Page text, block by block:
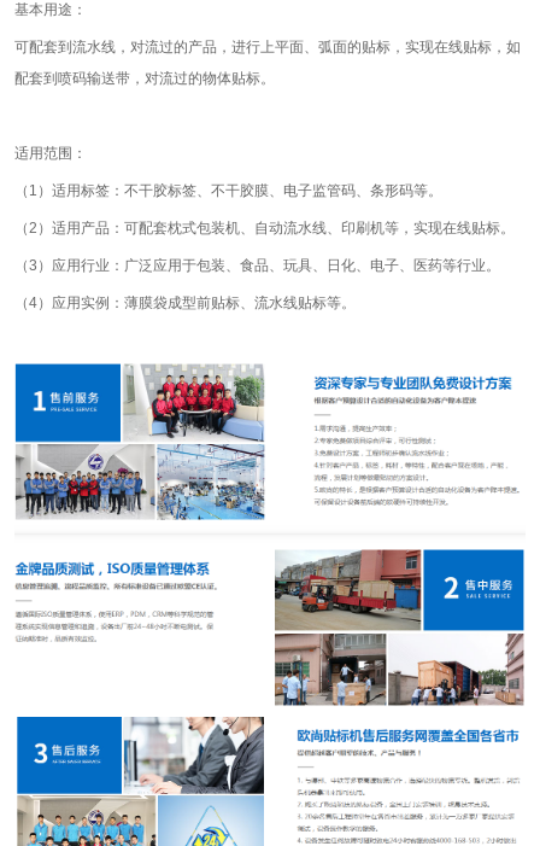
基本用途：
可配套到流水线，对流过的产品，进行上平面、弧面的贴标，实现在线贴标，如
配套到喷码输送带，对流过的物体贴标。
适用范围：
（1）适用标签：不干胶标签、不干胶膜、电子监管码、条形码等。
（2）适用产品：可配套枕式包装机、自动流水线、印刷机等，实现在线贴标。
（3）应用行业：广泛应用于包装、食品、玩具、日化、电子、医药等行业。
（4）应用实例：薄膜袋成型前贴标、流水线贴标等。